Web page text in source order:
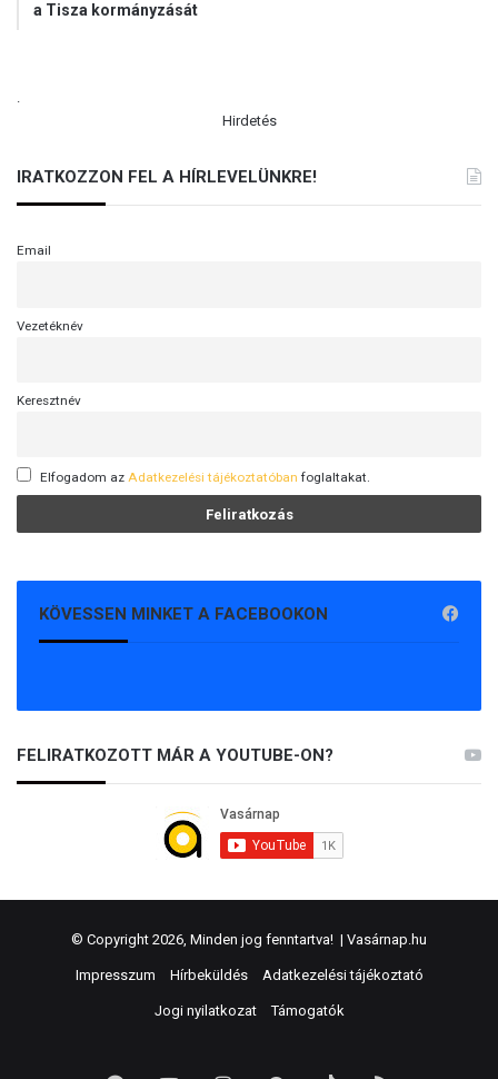
a Tisza kormányzását
.
Hirdetés
IRATKOZZON FEL A HÍRLEVELÜNKRE!
Email
Vezetéknév
Keresztnév
Elfogadom az Adatkezelési tájékoztatóban foglaltakat.
KÖVESSEN MINKET A FACEBOOKON
FELIRATKOZOTT MÁR A YOUTUBE-ON?
© Copyright 2026, Minden jog fenntartva! | Vasárnap.hu
Impresszum Hírbeküldés Adatkezelési tájékoztató
Jogi nyilatkozat Támogatók